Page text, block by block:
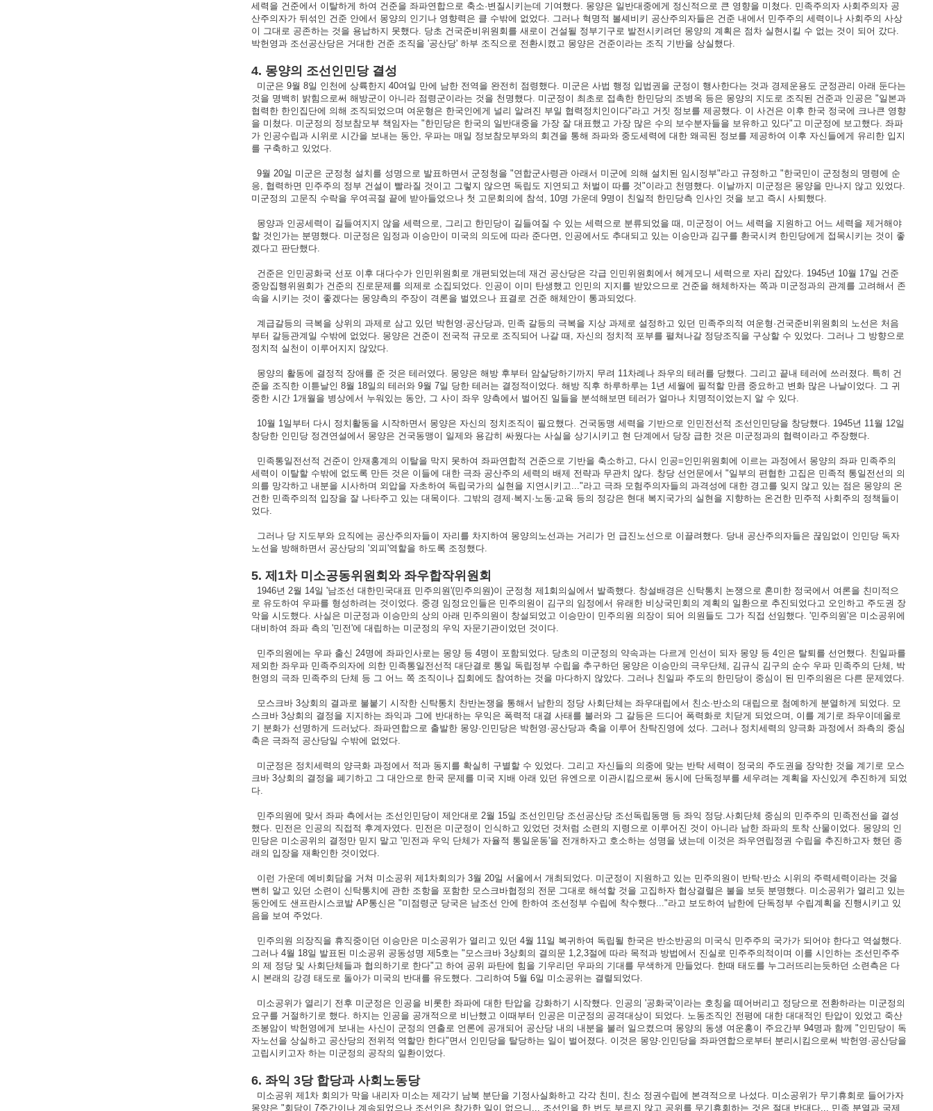
세력을 건준에서 이탈하게 하여 건준을 좌파연합으로 축소·변질시키는데 기여했다. 몽양은 일반대중에게 정신적으로 큰 영향을 미쳤다. 민족주의자 사회주의자 공
산주의자가 뒤섞인 건준 안에서 몽양의 인기나 영향력은 클 수밖에 없었다. 그러나 혁명적 볼셰비키 공산주의자들은 건준 내에서 민주주의 세력이나 사회주의 사상
이 그대로 공존하는 것을 용납하지 못했다. 당초 건국준비위원회를 새로이 건설될 정부기구로 발전시키려던 몽양의 계획은 점차 실현시킬 수 없는 것이 되어 갔다.
박헌영과 조선공산당은 거대한 건준 조직을 '공산당' 하부 조직으로 전환시켰고 몽양은 건준이라는 조직 기반을 상실했다.
4. 몽양의 조선인민당 결성
미군은 9월 8일 인천에 상륙한지 40여일 만에 남한 전역을 완전히 점령했다. 미군은 사법 행정 입법권을 군정이 행사한다는 것과 경제운용도 군정관리 아래 둔다는
것을 명백히 밝힘으로써 해방군이 아니라 점령군이라는 것을 천명했다. 미군정이 최초로 접촉한 한민당의 조병옥 등은 몽양의 지도로 조직된 건준과 인공은 "일본과
협력한 한인집단에 의해 조직되었으며 여운형은 한국인에게 널리 알려진 부일 협력정치인이다"라고 거짓 정보를 제공했다. 이 사건은 이후 한국 정국에 크나큰 영향
을 미쳤다. 미군정의 정보참모부 책임자는 "한민당은 한국의 일반대중을 가장 잘 대표했고 가장 많은 수의 보수분자들을 보유하고 있다"고 미군정에 보고했다. 좌파
가 인공수립과 시위로 시간을 보내는 동안, 우파는 매일 정보참모부와의 회견을 통해 좌파와 중도세력에 대한 왜곡된 정보를 제공하여 이후 자신들에게 유리한 입지
를 구축하고 있었다.
9월 20일 미군은 군정청 설치를 성명으로 발표하면서 군정청을 "연합군사령관 아래서 미군에 의해 설치된 임시정부"라고 규정하고 "한국민이 군정청의 명령에 순
응, 협력하면 민주주의 정부 건설이 빨라질 것이고 그렇지 않으면 독립도 지연되고 처벌이 따를 것"이라고 천명했다. 이날까지 미군정은 몽양을 만나지 않고 있었다.
미군정의 고문직 수락을 우여곡절 끝에 받아들었으나 첫 고문회의에 참석, 10명 가운데 9명이 친일적 한민당측 인사인 것을 보고 즉시 사퇴했다.
몽양과 인공세력이 길들여지지 않을 세력으로, 그리고 한민당이 길들여질 수 있는 세력으로 분류되었을 때, 미군정이 어느 세력을 지원하고 어느 세력을 제거해야
할 것인가는 분명했다. 미군정은 임정과 이승만이 미국의 의도에 따라 준다면, 인공에서도 추대되고 있는 이승만과 김구를 환국시켜 한민당에게 접목시키는 것이 좋
겠다고 판단했다.
건준은 인민공화국 선포 이후 대다수가 인민위원회로 개편되었는데 재건 공산당은 각급 인민위원회에서 헤게모니 세력으로 자리 잡았다. 1945년 10월 17일 건준
중앙집행위원회가 건준의 진로문제를 의제로 소집되었다. 인공이 이미 탄생했고 인민의 지지를 받았으므로 건준을 해체하자는 쪽과 미군정과의 관계를 고려해서 존
속을 시키는 것이 좋겠다는 몽양측의 주장이 격론을 벌였으나 표결로 건준 해체안이 통과되었다.
계급갈등의 극복을 상위의 과제로 삼고 있던 박헌영·공산당과, 민족 갈등의 극복을 지상 과제로 설정하고 있던 민족주의적 여운형·건국준비위원회의 노선은 처음
부터 갈등관계일 수밖에 없었다. 몽양은 건준이 전국적 규모로 조직되어 나갈 때, 자신의 정치적 포부를 펼쳐나갈 정당조직을 구상할 수 있었다. 그러나 그 방향으로
정치적 실천이 이루어지지 않았다.
몽양의 활동에 결정적 장애를 준 것은 테러였다. 몽양은 해방 후부터 암살당하기까지 무려 11차례나 좌우의 테러를 당했다. 그리고 끝내 테러에 쓰러졌다. 특히 건
준을 조직한 이튿날인 8월 18일의 테러와 9월 7일 당한 테러는 결정적이었다. 해방 직후 하루하루는 1년 세월에 필적할 만큼 중요하고 변화 많은 나날이었다. 그 귀
중한 시간 1개월을 병상에서 누워있는 동안, 그 사이 좌우 양측에서 벌어진 일들을 분석해보면 테러가 얼마나 치명적이었는지 알 수 있다.
10월 1일부터 다시 정치활동을 시작하면서 몽양은 자신의 정치조직이 필요했다. 건국동맹 세력을 기반으로 인민전선적 조선인민당을 창당했다. 1945년 11월 12일
창당한 인민당 정견연설에서 몽양은 건국동맹이 일제와 용감히 싸웠다는 사실을 상기시키고 현 단계에서 당장 급한 것은 미군정과의 협력이라고 주장했다.
민족통일전선적 건준이 안재홍계의 이탈을 막지 못하여 좌파연합적 건준으로 기반을 축소하고, 다시 인공=인민위원회에 이르는 과정에서 몽양의 좌파 민족주의
세력이 이탈할 수밖에 없도록 만든 것은 이들에 대한 극좌 공산주의 세력의 배제 전략과 무관치 않다. 창당 선언문에서 "일부의 편협한 고집은 민족적 통일전선의 의
의를 망각하고 내분을 시사하며 외압을 자초하여 독립국가의 실현을 지연시키고..."라고 극좌 모험주의자들의 과격성에 대한 경고를 잊지 않고 있는 점은 몽양의 온
건한 민족주의적 입장을 잘 나타주고 있는 대목이다. 그밖의 경제·복지·노동·교육 등의 정강은 현대 복지국가의 실현을 지향하는 온건한 민주적 사회주의 정책들이
었다.
그러나 당 지도부와 요직에는 공산주의자들이 자리를 차지하여 몽양의노선과는 거리가 먼 급진노선으로 이끌려했다. 당내 공산주의자들은 끊임없이 인민당 독자
노선을 방해하면서 공산당의 '외피'역할을 하도록 조정했다.
5. 제1차 미소공동위원회와 좌우합작위원회
1946년 2월 14일 '남조선 대한민국대표 민주의원'(민주의원)이 군정청 제1회의실에서 발족했다. 창설배경은 신탁통치 논쟁으로 혼미한 정국에서 여론을 친미적으
로 유도하여 우파를 형성하려는 것이었다. 중경 임정요인들은 민주의원이 김구의 임정에서 유래한 비상국민회의 계획의 일환으로 추진되었다고 오인하고 주도권 장
악을 시도했다. 사실은 미군정과 이승만의 상의 아래 민주의원이 창설되었고 이승만이 민주의원 의장이 되어 의원들도 그가 직접 선임했다. '민주의원'은 미소공위에
대비하여 좌파 측의 '민전'에 대립하는 미군정의 우익 자문기관이었던 것이다.
민주의원에는 우파 출신 24명에 좌파인사로는 몽양 등 4명이 포함되었다. 당초의 미군정의 약속과는 다르게 인선이 되자 몽양 등 4인은 탈퇴를 선언했다. 친일파를
제외한 좌우파 민족주의자에 의한 민족통일전선적 대단결로 통일 독립정부 수립을 추구하던 몽양은 이승만의 극우단체, 김규식 김구의 순수 우파 민족주의 단체, 박
헌영의 극좌 민족주의 단체 등 그 어느 쪽 조직이나 집회에도 참여하는 것을 마다하지 않았다. 그러나 친일파 주도의 한민당이 중심이 된 민주의원은 다른 문제였다.
모스크바 3상회의 결과로 불붙기 시작한 신탁통치 찬반논쟁을 통해서 남한의 정당 사회단체는 좌우대립에서 친소·반소의 대립으로 첨예하게 분열하게 되었다. 모
스크바 3상회의 결정을 지지하는 좌익과 그에 반대하는 우익은 폭력적 대결 사태를 불러와 그 갈등은 드디어 폭력화로 치닫게 되었으며, 이를 계기로 좌우이데올로
기 분화가 선명하게 드러났다. 좌파연합으로 출발한 몽양·인민당은 박헌영·공산당과 축을 이루어 찬탁진영에 섰다. 그러나 정치세력의 양극화 과정에서 좌측의 중심
축은 극좌적 공산당일 수밖에 없었다.
미군정은 정치세력의 양극화 과정에서 적과 동지를 확실히 구별할 수 있었다. 그리고 자신들의 의중에 맞는 반탁 세력이 정국의 주도권을 장악한 것을 계기로 모스
크바 3상회의 결정을 폐기하고 그 대안으로 한국 문제를 미국 지배 아래 있던 유엔으로 이관시킴으로써 동시에 단독정부를 세우려는 계획을 자신있게 추진하게 되었
다.
민주의원에 맞서 좌파 측에서는 조선인민당이 제안대로 2월 15일 조선인민당 조선공산당 조선독립동맹 등 좌익 정당.사회단체 중심의 민주주의 민족전선을 결성
했다. 민전은 인공의 직접적 후계자였다. 민전은 미군정이 인식하고 있었던 것처럼 소련의 지령으로 이루어진 것이 아니라 남한 좌파의 토착 산물이었다. 몽양의 인
민당은 미소공위의 결정만 믿지 말고 '민전과 우익 단체가 자율적 통일운동'을 전개하자고 호소하는 성명을 냈는데 이것은 좌우연립정권 수립을 추진하고자 했던 종
래의 입장을 재확인한 것이었다.
이런 가운데 예비회담을 거쳐 미소공위 제1차회의가 3월 20일 서울에서 개최되었다. 미군정이 지원하고 있는 민주의원이 반탁·반소 시위의 주력세력이라는 것을
뻔히 알고 있던 소련이 신탁통치에 관한 조항을 포함한 모스크바협정의 전문 그대로 해석할 것을 고집하자 협상결렬은 불을 보듯 분명했다. 미소공위가 열리고 있는
동안에도 샌프란시스코발 AP통신은 "미점령군 당국은 남조선 안에 한하여 조선정부 수립에 착수했다..."라고 보도하여 남한에 단독정부 수립계획을 진행시키고 있
음을 보여 주었다.
민주의원 의장직을 휴직중이던 이승만은 미소공위가 열리고 있던 4월 11일 복귀하여 독립될 한국은 반소반공의 미국식 민주주의 국가가 되어야 한다고 역설했다.
그러나 4월 18일 발표된 미소공위 공동성명 제5호는 "모스크바 3상회의 결의문 1,2,3절에 따라 목적과 방법에서 진실로 민주주의적이며 이를 시인하는 조선민주주
의 제 정당 및 사회단체들과 협의하기로 한다"고 하여 공위 파탄에 힘을 기우리던 우파의 기대를 무색하게 만들었다. 한때 태도를 누그러뜨리는듯하던 소련측은 다
시 본래의 강경 태도로 돌아가 미국의 반대를 유도했다. 그리하여 5월 6일 미소공위는 결렬되었다.
미소공위가 열리기 전후 미군정은 인공을 비롯한 좌파에 대한 탄압을 강화하기 시작했다. 인공의 '공화국'이라는 호칭을 떼어버리고 정당으로 전환하라는 미군정의
요구를 거절하기로 했다. 하지는 인공을 공개적으로 비난했고 이때부터 인공은 미군정의 공격대상이 되었다. 노동조직인 전평에 대한 대대적인 탄압이 있었고 죽산
조봉암이 박헌영에게 보내는 사신이 군정의 연출로 언론에 공개되어 공산당 내의 내분을 불러 일으켰으며 몽양의 동생 여운홍이 주요간부 94명과 함께 "인민당이 독
자노선을 상실하고 공산당의 전위적 역할만 한다"면서 인민당을 탈당하는 일이 벌어졌다. 이것은 몽양·인민당을 좌파연합으로부터 분리시킴으로써 박헌영·공산당을
고립시키고자 하는 미군정의 공작의 일환이었다.
6. 좌익 3당 합당과 사회노동당
미소공위 제1차 회의가 막을 내리자 미소는 제각기 남북 분단을 기정사실화하고 각각 친미, 친소 정권수립에 본격적으로 나섰다. 미소공위가 무기휴회로 들어가자
몽양은 "회담이 7주간이나 계속되었으나 조선인은 참가한 일이 없으니... 조선인을 한 번도 부르지 않고 공위를 무기휴회하는 것은 절대 반대다... 민족 분열과 국제